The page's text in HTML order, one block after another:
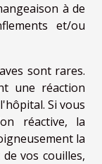
à de
et/ou
sont rares.
une réaction
Si vous
réactive, la
la
vos couilles,